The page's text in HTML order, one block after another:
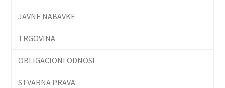
JAVNE NABAVKE
TRGOVINA
OBLIGACIONI ODNOSI
STVARNA PRAVA